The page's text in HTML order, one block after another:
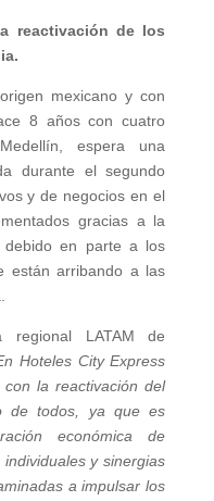
reactivación de los
mexicano y con
8 años con cuatro
espera una
durante el segundo
y de negocios en el
gracias a la
debido en parte a los
están arribando a las
regional LATAM de
Hoteles City Express
la reactivación del
de todos, ya que es
económica de
y sinergias
a impulsar los